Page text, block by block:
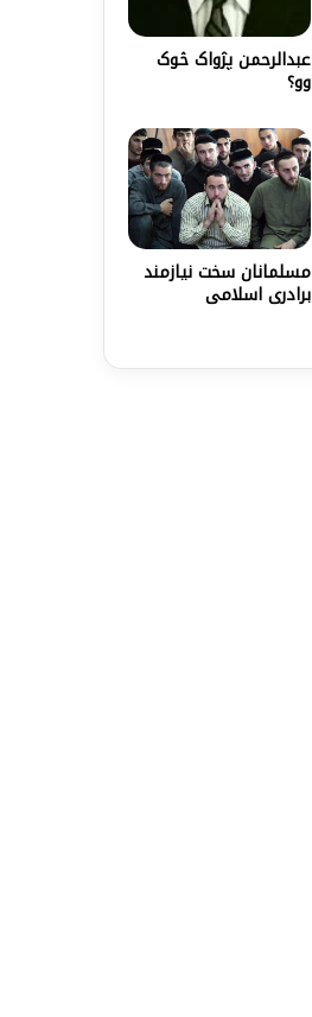
عبدالرحمن پژواک څوک
وو؟
مسلمانان سخت نیازمند
برادری اسلامی